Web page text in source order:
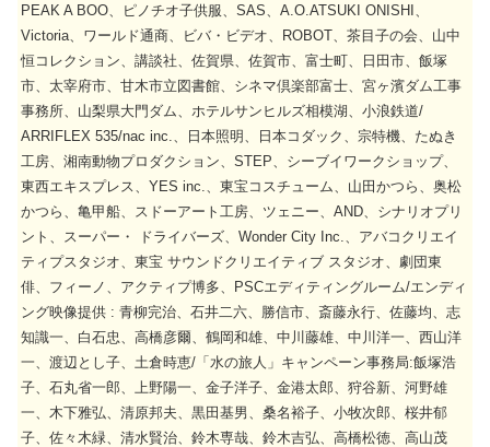
PEAK A BOO、ピノチオ子供服、SAS、A.O.ATSUKI ONISHI、
Victoria、ワールド通商、ビバ・ビデオ、ROBOT、茶目子の会、山中
恒コレクション、講談社、佐賀県、佐賀市、富士町、日田市、飯塚
市、太宰府市、甘木市立図書館、シネマ倶楽部富士、宮ヶ濱ダム工事
事務所、山梨県大門ダム、ホテルサンヒルズ相模湖、小浪鉄道/
ARRIFLEX 535/nac inc.、日本照明、日本コダック、宗特機、たぬき
工房、湘南動物プロダクション、STEP、シーブイワークショップ、
東西エキスプレス、YES inc.、東宝コスチューム、山田かつら、奥松
かつら、亀甲船、スドーアート工房、ツェニー、AND、シナリオプリ
ント、スーパー・ ドライバーズ、Wonder City Inc.、アバコクリエイ
ティプスタジオ、東宝 サウンドクリエイティブ スタジオ、劇団東
俳、フィーノ、アクティプ博多、PSCエディティングルーム/エンディ
ング映像提供 : 青柳完治、石井二六、勝信市、斎藤永行、佐藤均、志
知識一、白石忠、高橋彦爾、鶴岡和雄、中川藤雄、中川洋一、西山洋
一、渡辺とし子、土倉時恵/「水の旅人」キャンペーン事務局:飯塚浩
子、石丸省一郎、上野陽一、金子洋子、金港太郎、狩谷新、河野雄
一、木下雅弘、清原邦夫、黒田基男、桑名裕子、小牧次郎、桜井郁
子、佐々木緑、清水賢治、鈴木専哉、鈴木吉弘、高橋松徳、高山茂